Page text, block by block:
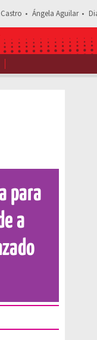
Ángela Aguilar
Comparte esta noticia
para
a